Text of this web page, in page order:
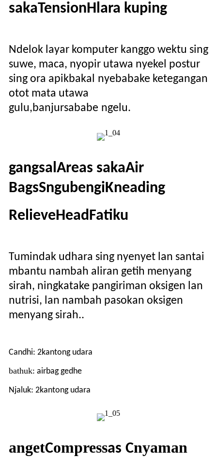
sakaTensionHlara kuping
Ndelok layar komputer kanggo wektu sing
suwe, maca, nyopir utawa nyekel postur
sing ora apikbakal nyebabake ketegangan
otot mata utawa
gulu,banjursababe ngelu.
gangsalAreas sakaAir
BagsSngubengiKneading
RelieveHeadFatiku
Tumindak udhara sing nyenyet lan santai
mbantu nambah aliran getih menyang
sirah, ningkatake pangiriman oksigen lan
nutrisi, lan nambah pasokan oksigen
menyang sirah..
Candhi: 2kantong udara
bathuk: airbag gedhe
Njaluk: 2kantong udara
angetCompressas Cnyaman